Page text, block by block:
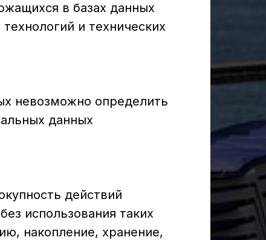
в базах данных
и технических
невозможно определить
данных
действий
использования таких
накопление, хранение,